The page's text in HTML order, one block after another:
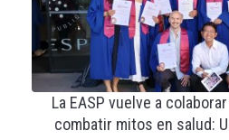
La EASP vuelve a
combatir mitos en salud: